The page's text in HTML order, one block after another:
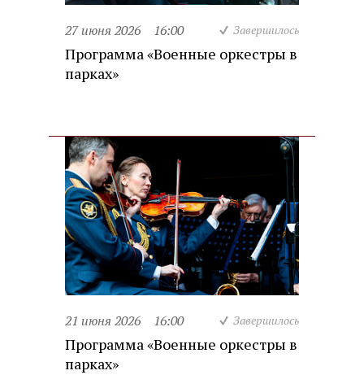
27 июня 2026 16:00 Завершилось
Программа «Военные оркестры в
парках»
21 июня 2026 16:00 Завершилось
Программа «Военные оркестры в
парках»